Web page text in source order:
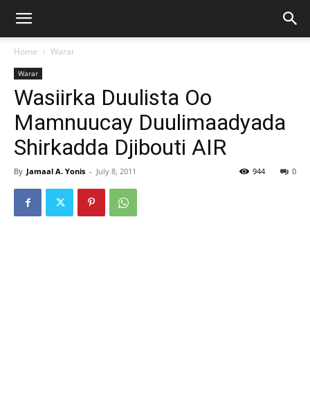
Home Warar
Warar
Wasiirka Duulista Oo
Mamnuucay Duulimaadyada
Shirkadda Djibouti AIR
By Jamaal A. Yonis - July 8, 2011 0
944